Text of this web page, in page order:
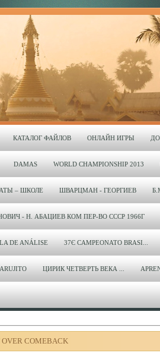
КАТАЛОГ ФАЙЛОВ ОНЛАЙН ИГРЫ
DAMAS WORLD CHAMPIONSHIP 2013
– ШКОЛЕ ШВАРЦМАН - ГЕОРГИЕВ
- Н. АБАЦИЕВ КОМ ПЕР-ВО СССР 1966Г
DE ANÁLISE 37Є CAMPEONATO BRASI...
ЦИРИК ЧЕТВЕРТЬ ВЕКА ...
COMEBACK